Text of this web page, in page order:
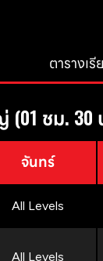
ตารางเรี
ชม. 30
จันทร์
All Levels
All Levels